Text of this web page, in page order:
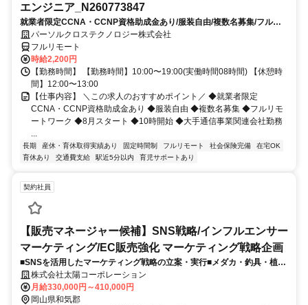
エンジニア_N260773847
就業者限定CCNA・CCNP資格助成金あり/服装自由/複数名募集/フルリ
モートワーク/8月スタート/10時開始/大手通信事業関連会社勤務
パーソルクロステクノロジー株式会社
フルリモート
時給2,200円
【勤務時間】 【勤務時間】10:00〜19:00(実働時間08時間) 【休憩時
間】12:00〜13:00
【仕事内容】 ＼この求人のおすすめポイント／ ◆就業者限定
CCNA・CCNP資格助成金あり ◆服装自由 ◆複数名募集 ◆フルリモ
ートワーク ◆8月スタート ◆10時開始 ◆大手通信事業関連会社勤務
長期 産休・育休取得実績あり 固定時間制 フルリモート 社会保険完備
在宅OK
育休あり
交通費支給 駅近5分以内 育児サポートあり
契約社員
【販売マネージャー候補】SNS戦略/インフルエンサー
マーケティング/EC販売強化 マーケティング戦略企画
■SNSを活用したマーケティング戦略の立案・実行■メダカ・釣具・植
物・ガラス工芸・アクアリウム等のニッチ商材の販売管理■自社ECサイ
トへの誘導施策の実施■月次・年次の収支報告書作成
株式会社太陽コーポレーション
月給330,000円～410,000円
岡山県和気郡